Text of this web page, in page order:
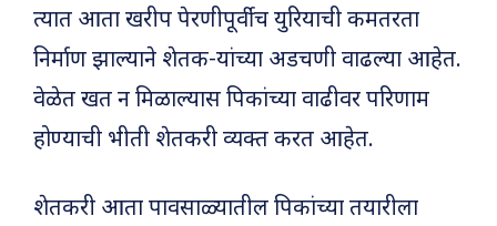
त्यात आता खरीप पेरणीपूर्वीच युरियाची कमतरता
निर्माण झाल्याने शेतक-यांच्या अडचणी वाढल्या आहेत.
वेळेत खत न मिळाल्यास पिकांच्या वाढीवर परिणाम
होण्याची भीती शेतकरी व्यक्त करत आहेत.
शेतकरी आता पावसाळ्यातील पिकांच्या तयारीला